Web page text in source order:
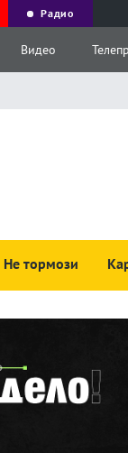
Радио
Видео
Не тормози